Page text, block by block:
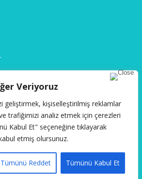
Veriyoruz
geliştirmek, kişiselleştirilmiş reklamlar
trafiğimizi analiz etmek için çerezleri
Kabul Et" seçeneğine tıklayarak
kabul etmiş olursunuz.
Tümünü Reddet Tümünü Kabul Et
ve İklimlendirme Sistemleri San. Tic. A.Ş.©
| Her Hakkı Saklıdır.